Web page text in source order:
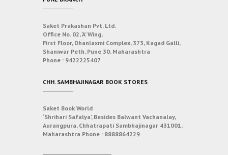
Saket Prakashan Pvt. Ltd.
Office No. 02, ‘A’ Wing,
First Floor, Dhanlaxmi Complex, 373, Kagad Galli,
Shaniwar Peth, Pune 30, Maharashtra
Phone : 9422225407
CHH. SAMBHAJINAGAR BOOK STORES
Saket Book World
‘Shrihari Safalya’, Besides Balwant Vachanalay,
Aurangpura, Chhatrapati Sambhajinagar 431001,
Maharashtra Phone : 8888864229